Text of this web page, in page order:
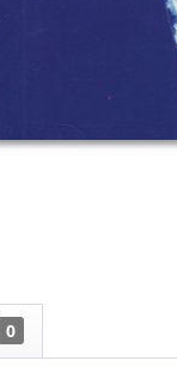
0